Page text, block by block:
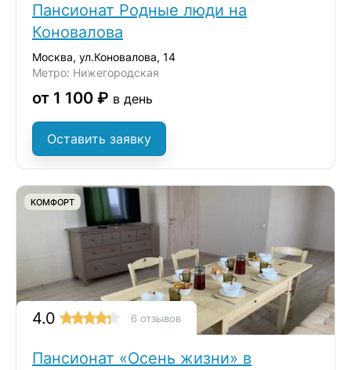
Пансионат Родные люди на
Коновалова
Москва, ул.Коновалова, 14
Метро: Нижегородская
от 1 100 ₽ в день
Оставить заявку
КОМФОРТ
4.0 6 отзывов
Пансионат «Осень жизни» в